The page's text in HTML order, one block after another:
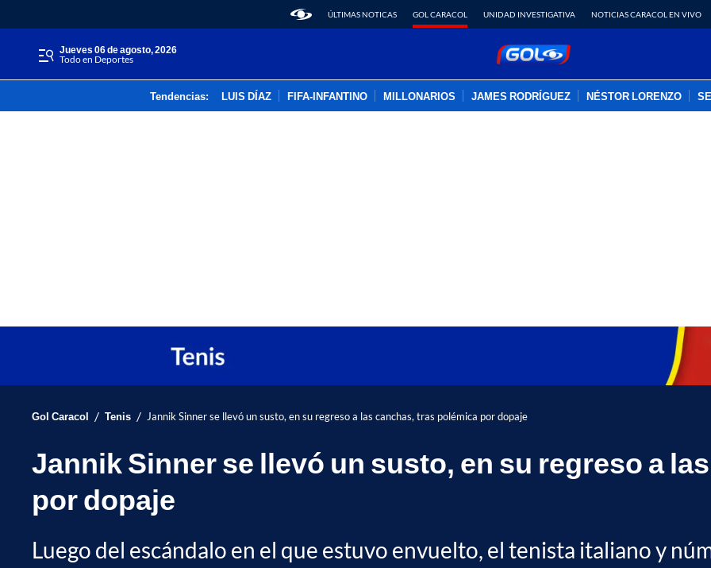
ÚLTIMAS NOTICAS GOL CARACOL UNIDAD INVESTIGATIVA NOTICIAS CARACOL EN VIVO
jueves 06 de agosto, 2026
Todo en Deportes
Tendencias: LUIS DÍAZ FIFA-INFANTINO MILLONARIOS JAMES RODRÍGUEZ NÉSTOR LORENZO
Gol Caracol / Tenis / Jannik Sinner se llevó un susto, en su regreso a las canchas, tras polémica por dopaje
Jannik Sinner se llevó un susto, en su regreso a
por dopaje
Luego del escándalo en el que estuvo envuelto, el tenista italiano y